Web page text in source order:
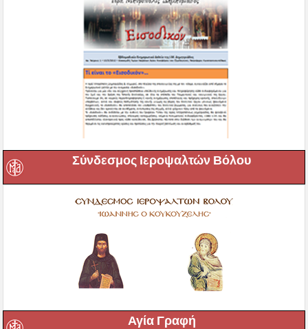
Σύνδεσμος Ιεροψαλτών Βόλου
Αγία Γραφή